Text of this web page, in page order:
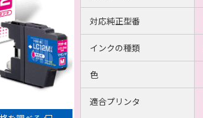
対応純正型番
インクの種類
色
適合プリンタ